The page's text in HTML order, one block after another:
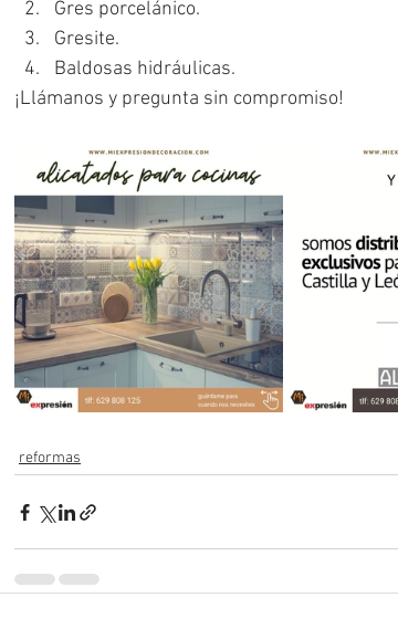
Gres porcelánico.
Gresite.
Baldosas hidráulicas.
¡Llámanos y pregunta sin compromiso!
reformas